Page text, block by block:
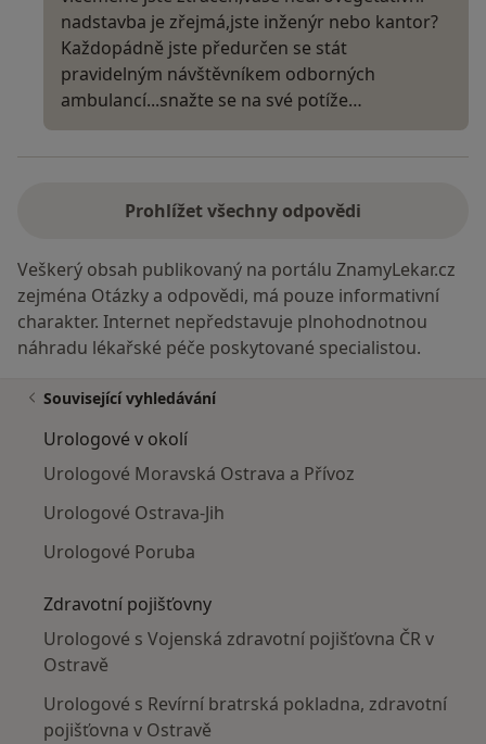
nadstavba je zřejmá,jste inženýr nebo kantor?
Každopádně jste předurčen se stát
pravidelným návštěvníkem odborných
ambulancí...snažte se na své potíže…
Prohlížet všechny odpovědi
Veškerý obsah publikovaný na portálu ZnamyLekar.cz
zejména Otázky a odpovědi, má pouze informativní
charakter. Internet nepředstavuje plnohodnotnou
náhradu lékařské péče poskytované specialistou.
Související vyhledávání
Urologové v okolí
Urologové Moravská Ostrava a Přívoz
Urologové Ostrava-Jih
Urologové Poruba
Zdravotní pojišťovny
Urologové s Vojenská zdravotní pojišťovna ČR v
Ostravě
Urologové s Revírní bratrská pokladna, zdravotní
pojišťovna v Ostravě